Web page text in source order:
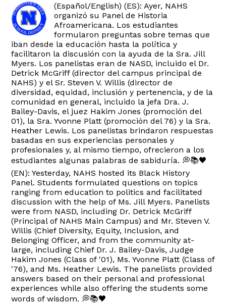
(Español/English) (ES): Ayer, NAHS
organizó su Panel de Historia
Afroamericana. Los estudiantes
formularon preguntas sobre temas que
iban desde la educación hasta la política y
facilitaron la discusión con la ayuda de la Sra. Jill
Myers. Los panelistas eran de NASD, incluido el Dr.
Detrick McGriff (director del campus principal de
NAHS) y el Sr. Steven V. Willis (director de
diversidad, equidad, inclusión y pertenencia, y de la
comunidad en general, incluido la jefa Dra. J.
Bailey-Davis, el juez Hakim Jones (promoción del
01), la Sra. Yvonne Platt (promoción del 76) y la Sra.
Heather Lewis. Los panelistas brindaron respuestas
basadas en sus experiencias personales y
profesionales y, al mismo tiempo, ofrecieron a los
estudiantes algunas palabras de sabiduría. 💭📚🖤
(EN): Yesterday, NAHS hosted its Black History
Panel. Students formulated questions on topics
ranging from education to politics and facilitated
discussion with the help of Ms. Jill Myers. Panelists
were from NASD, including Dr. Detrick McGriff
(Principal of NAHS Main Campus) and Mr. Steven V.
Willis (Chief Diversity, Equity, Inclusion, and
Belonging Officer, and from the community at-
large, including Chief Dr. J. Bailey-Davis, Judge
Hakim Jones (Class of '01), Ms. Yvonne Platt (Class of
'76), and Ms. Heather Lewis. The panelists provided
answers based on their personal and professional
experiences while also offering the students some
words of wisdom. 💭📚🖤